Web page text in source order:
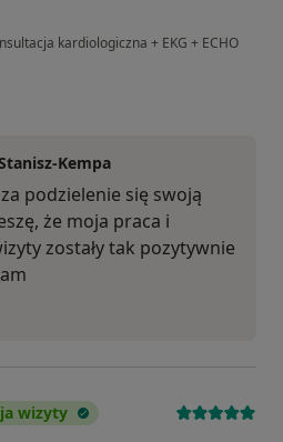
kardiologiczna + EKG + ECHO
Kempa
podzielenie się swoją
że moja praca i
zostały tak pozytywnie
wizyty